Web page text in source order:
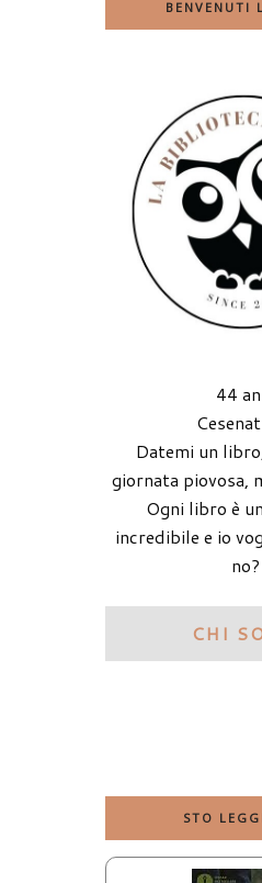
BENVENUTI
44
Datemi un
giornata piovosa,
Ogni libro è
incredibile e io
no?
CHI
STO